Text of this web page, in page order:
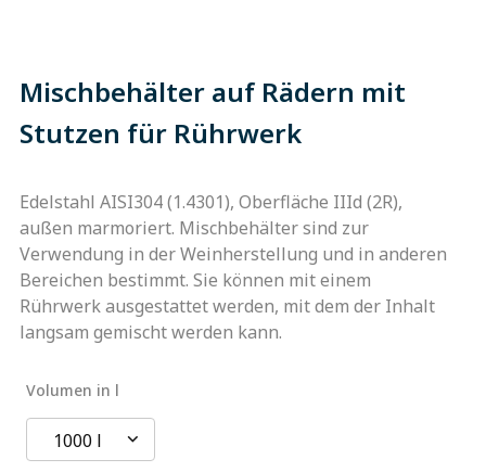
Mischbehälter auf Rädern mit
Stutzen für Rührwerk
Edelstahl AISI304 (1.4301), Oberfläche IIId (2R),
außen marmoriert. Mischbehälter sind zur
Verwendung in der Weinherstellung und in anderen
Bereichen bestimmt. Sie können mit einem
Rührwerk ausgestattet werden, mit dem der Inhalt
langsam gemischt werden kann.
Volumen in l
1000 l